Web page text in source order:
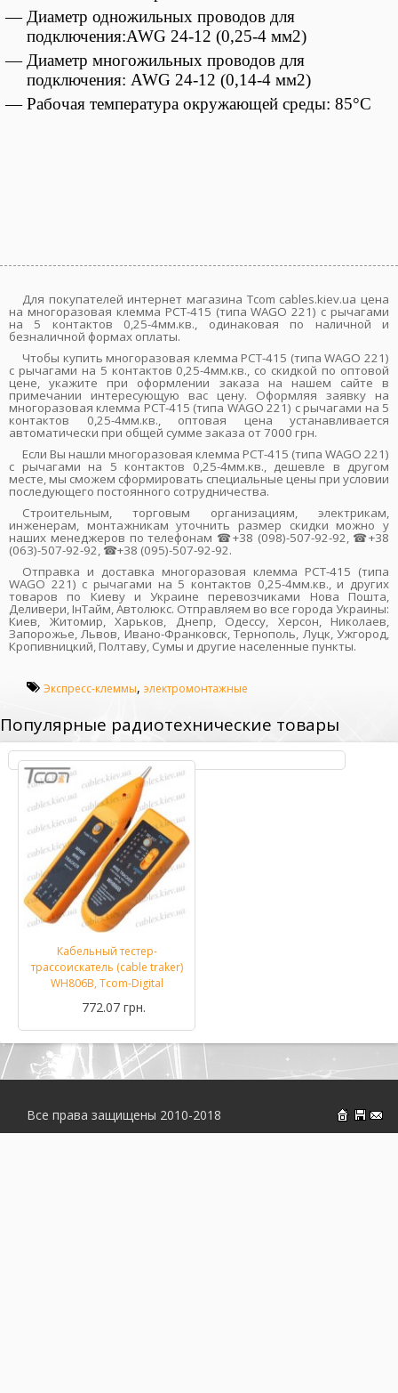
— Диаметр одножильных проводов для
подключения:AWG 24-12 (0,25-4 мм2)
— Диаметр многожильных проводов для
подключения: AWG 24-12 (0,14-4 мм2)
— Рабочая температура окружающей среды: 85°С
Для покупателей интернет магазина Tcom cables.kiev.ua цена
на многоразовая клемма PCT-415 (типа WAGО 221) с рычагами
на 5 контактов 0,25-4мм.кв., одинаковая по наличной и
безналичной формах оплаты.
Чтобы купить многоразовая клемма PCT-415 (типа WAGО 221)
с рычагами на 5 контактов 0,25-4мм.кв., со скидкой по оптовой
цене, укажите при оформлении заказа на нашем сайте в
примечании интересующую вас цену. Оформляя заявку на
многоразовая клемма PCT-415 (типа WAGО 221) с рычагами на 5
контактов 0,25-4мм.кв., оптовая цена устанавливается
автоматически при общей сумме заказа от 7000 грн.
Если Вы нашли многоразовая клемма PCT-415 (типа WAGО 221)
с рычагами на 5 контактов 0,25-4мм.кв., дешевле в другом
месте, мы сможем сформировать специальные цены при условии
последующего постоянного сотрудничества.
Строительным, торговым организациям, электрикам,
инженерам, монтажникам уточнить размер скидки можно у
наших менеджеров по телефонам ☎+38 (098)-507-92-92, ☎+38
(063)-507-92-92, ☎+38 (095)-507-92-92.
Отправка и доставка многоразовая клемма PCT-415 (типа
WAGО 221) с рычагами на 5 контактов 0,25-4мм.кв., и других
товаров по Киеву и Украине перевозчиками Нова Пошта,
Деливери, ІнТайм, Автолюкс. Отправляем во все города Украины:
Киев, Житомир, Харьков, Днепр, Одессу, Херсон, Николаев,
Запорожье, Львов, Ивано-Франковск, Тернополь, Луцк, Ужгород,
Кропивницкий, Полтаву, Сумы и другие населенные пункты.
Экспресс-клеммы, электромонтажные
Популярные радиотехнические товары
Кабельный тестер-
трассоискатель (cable traker)
WH806B, Tcom-Digital
772.07 грн.
На
Все права защищены 2010-2018